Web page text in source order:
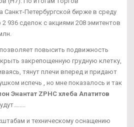
Санкт-Петербургской бирже в среду
936 сделок с акциями 208 эмитентов
повысить подвижность
закрепощенную грудную клетку,
тянут плечи вперед и придают
испечь , но мне показалось и так
Энантат ZPHC хлеба Апатитов
и техническому оснащению